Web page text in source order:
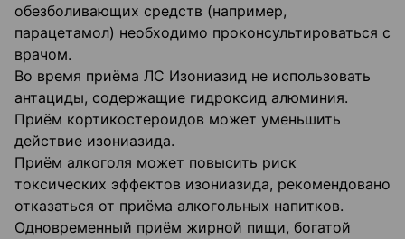
обезболивающих средств (например,
парацетамол) необходимо проконсультироваться с
врачом.
Во время приёма ЛС Изониазид не использовать
антациды, содержащие гидроксид алюминия.
Приём кортикостероидов может уменьшить
действие изониазида.
Приём алкоголя может повысить риск
токсических эффектов изониазида, рекомендовано
отказаться от приёма алкогольных напитков.
Одновременный приём жирной пищи, богатой